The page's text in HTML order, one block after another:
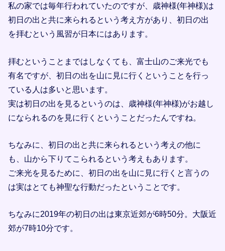
私の家では毎年行われていたのですが、歳神様(年神様)は
初日の出と共に来られるという考え方があり、初日の出
を拝むという風習が日本にはあります。
拝むということまではしなくても、富士山のご来光でも
有名ですが、初日の出を山に見に行くということを行っ
ている人は多いと思います。
実は初日の出を見るというのは、歳神様(年神様)がお越し
になられるのを見に行くということだったんですね。
ちなみに、初日の出と共に来られるという考えの他に
も、山から下りてこられるという考えもあります。
ご来光を見るために、初日の出を山に見に行くと言うの
は実はとても神聖な行動だったということです。
ちなみに2019年の初日の出は東京近郊が6時50分。大阪近
郊が7時10分です。